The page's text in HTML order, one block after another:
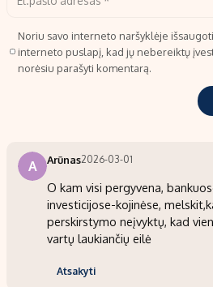
Noriu savo interneto naršyklėje
interneto puslapį, kad jų nebereiktų
norėsiu parašyti komentarą.
A Arūnas2026-03-01
O kam visi pergyvena,
investicijose-kojinėse,
perskirstymo neįvyktų, kad
vartų laukiančių eilė
Atsakyti